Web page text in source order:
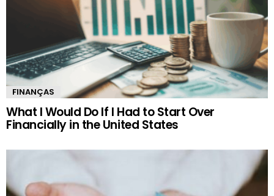
FINANÇAS
What I Would Do If I Had to Start Over
Financially in the United States